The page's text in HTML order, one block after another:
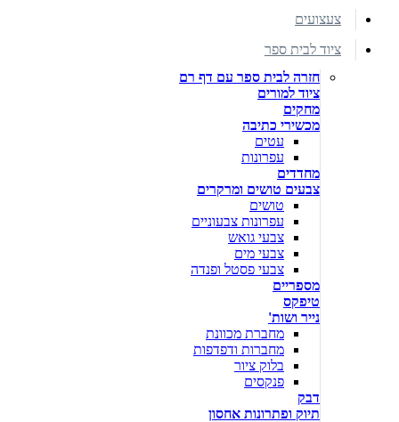
צעצועים
ציוד לבית ספר
חזרה לבית ספר עם דף רם
ציוד למורים
מחקים
מכשירי כתיבה
עטים
עפרונות
מחדדים
צבעים טושים ומרקרים
טושים
עפרונות צבעוניים
צבעי גואש
צבעי מים
צבעי פסטל ופנדה
מספריים
טיפקס
נייר ושות'
מחברת מכוונת
מחברות ודפדפות
בלוק ציור
פנקסים
דבק
תיוק ופתרונות אחסון